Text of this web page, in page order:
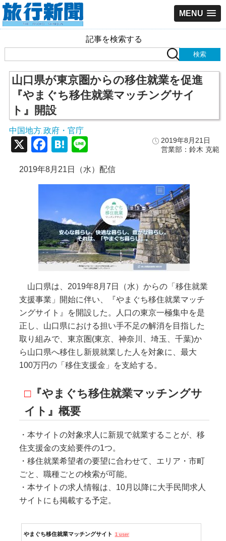
MENU
記事を検索する
山口県が東京圏からの移住就業を促進
『やまぐち移住就業マッチングサイ
ト』開設
中国地方 政府・官庁
2019年8月21日
営業部：鈴木 克範
X Facebook
Hatena
2019年8月21日（水）配信
山口県は、2019年8月7日（水）からの「移住就業
支援事業」開始に伴い、『やまぐち移住就業マッチ
ングサイト』を開設した。人口の東京一極集中を是
正し、山口県における担い手不足の解消を目指した
取り組みで、東京圏(東京、神奈川、埼玉、千葉)か
ら山口県へ移住し新規就業した人を対象に、最大
100万円の「移住支援金」を支給する。
□『やまぐち移住就業マッチングサ
イト』概要
・本サイトの対象求人に新規で就業することが、移
住支援金の支給要件の1つ。
・移住就業希望者の要望に合わせて、エリア・市町
ごと、職種ごとの検索が可能。
・本サイトの求人情報は、10月以降に大手民間求人
サイトにも掲載する予定。
やまぐち移住就業マッチングサイト 1 user